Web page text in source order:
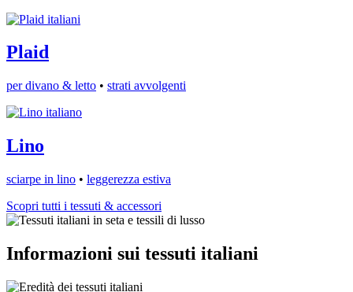
Plaid
per divano & letto • strati avvolgenti
Lino
sciarpe in lino • leggerezza estiva
Scopri tutti i tessuti & accessori
Informazioni sui tessuti italiani